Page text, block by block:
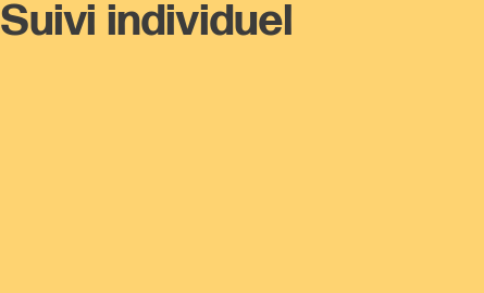
Suivi individuel